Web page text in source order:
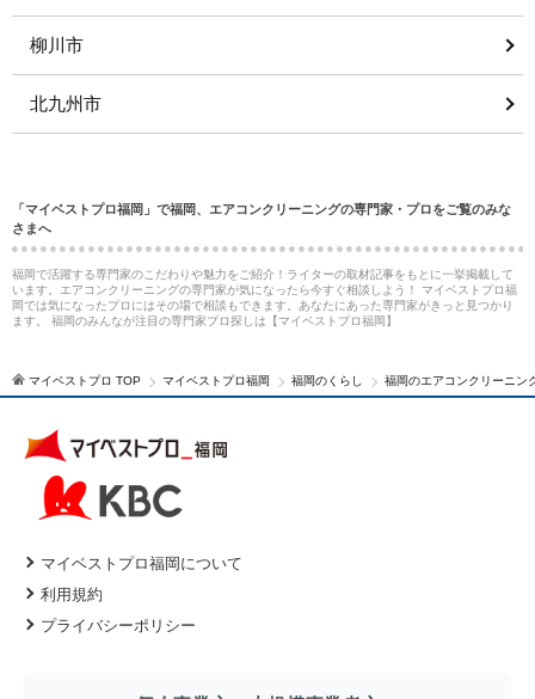
柳川市
北九州市
「マイベストプロ福岡」で福岡、エアコンクリーニングの専門家・プロをご覧のみな
さまへ
福岡で活躍する専門家のこだわりや魅力をご紹介！ライターの取材記事をもとに一挙掲載して
います。エアコンクリーニングの専門家が気になったら今すぐ相談しよう！ マイベストプロ福
岡では気になったプロにはその場で相談もできます。あなたにあった専門家がきっと見つかり
ます。 福岡のみんなが注目の専門家プロ探しは【マイベストプロ福岡】
マイベストプロ TOP マイベストプロ福岡 福岡のくらし 福岡のエアコンクリーニン
マイベストプロ福岡について
利用規約
プライバシーポリシー